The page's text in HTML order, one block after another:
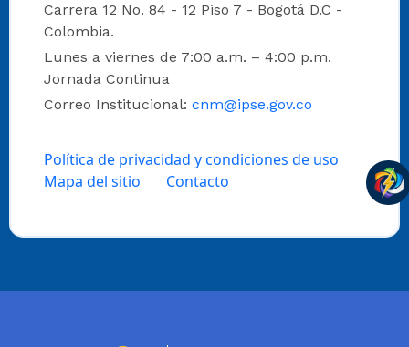
Carrera 12 No. 84 - 12 Piso 7 - Bogotá D.C -
Colombia.
Lunes a viernes de 7:00 a.m. – 4:00 p.m.
Jornada Continua
Correo Institucional: cnm@ipse.gov.co
Política de privacidad y condiciones de uso
Mapa del sitio
Contacto